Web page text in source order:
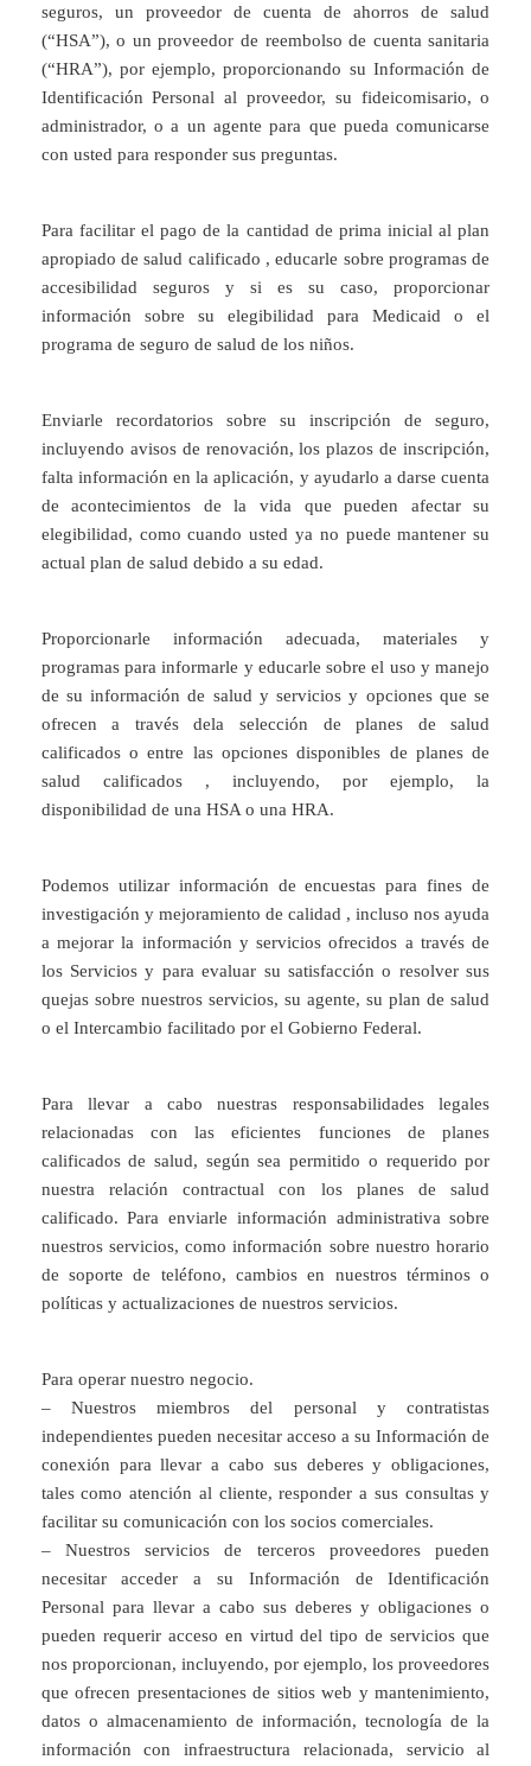
seguros, un proveedor de cuenta de ahorros de salud
(“HSA”), o un proveedor de reembolso de cuenta sanitaria
(“HRA”), por ejemplo, proporcionando su Información de
Identificación Personal al proveedor, su fideicomisario, o
administrador, o a un agente para que pueda comunicarse
con usted para responder sus preguntas.
Para facilitar el pago de la cantidad de prima inicial al plan
apropiado de salud calificado , educarle sobre programas de
accesibilidad seguros y si es su caso, proporcionar
información sobre su elegibilidad para Medicaid o el
programa de seguro de salud de los niños.
Enviarle recordatorios sobre su inscripción de seguro,
incluyendo avisos de renovación, los plazos de inscripción,
falta información en la aplicación, y ayudarlo a darse cuenta
de acontecimientos de la vida que pueden afectar su
elegibilidad, como cuando usted ya no puede mantener su
actual plan de salud debido a su edad.
Proporcionarle información adecuada, materiales y
programas para informarle y educarle sobre el uso y manejo
de su información de salud y servicios y opciones que se
ofrecen a través dela selección de planes de salud
calificados o entre las opciones disponibles de planes de
salud calificados , incluyendo, por ejemplo, la
disponibilidad de una HSA o una HRA.
Podemos utilizar información de encuestas para fines de
investigación y mejoramiento de calidad , incluso nos ayuda
a mejorar la información y servicios ofrecidos a través de
los Servicios y para evaluar su satisfacción o resolver sus
quejas sobre nuestros servicios, su agente, su plan de salud
o el Intercambio facilitado por el Gobierno Federal.
Para llevar a cabo nuestras responsabilidades legales
relacionadas con las eficientes funciones de planes
calificados de salud, según sea permitido o requerido por
nuestra relación contractual con los planes de salud
calificado. Para enviarle información administrativa sobre
nuestros servicios, como información sobre nuestro horario
de soporte de teléfono, cambios en nuestros términos o
políticas y actualizaciones de nuestros servicios.
Para operar nuestro negocio.
– Nuestros miembros del personal y contratistas
independientes pueden necesitar acceso a su Información de
conexión para llevar a cabo sus deberes y obligaciones,
tales como atención al cliente, responder a sus consultas y
facilitar su comunicación con los socios comerciales.
– Nuestros servicios de terceros proveedores pueden
necesitar acceder a su Información de Identificación
Personal para llevar a cabo sus deberes y obligaciones o
pueden requerir acceso en virtud del tipo de servicios que
nos proporcionan, incluyendo, por ejemplo, los proveedores
que ofrecen presentaciones de sitios web y mantenimiento,
datos o almacenamiento de información, tecnología de la
información con infraestructura relacionada, servicio al